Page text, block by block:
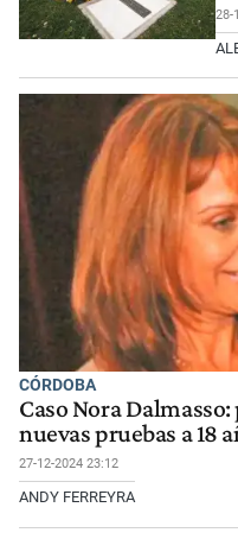
28-
CÓRDOBA
Caso Nora
nuevas pruebas a 18
27-12-2024 23:12
ANDY FERREYRA